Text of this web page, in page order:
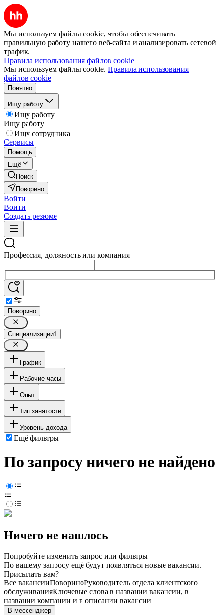
Мы используем файлы cookie, чтобы обеспечивать
правильную работу нашего веб-сайта и анализировать сетевой
трафик.
Правила использования файлов cookie
Мы используем файлы cookie. Правила использования
файлов cookie
Понятно
Ищу работу
Ищу работу
Ищу работу
Ищу сотрудника
Сервисы
Помощь
Ещё
Поиск
Поворино
Войти
Войти
Создать резюме
Профессия, должность или компания
Поворино
Специализации1
График
Рабочие часы
Опыт
Тип занятости
Уровень дохода
Ещё фильтры
По запросу ничего не найдено
Ничего не нашлось
Попробуйте изменить запрос или фильтры
По вашему запросу ещё будут появляться новые вакансии.
Присылать вам?
Все вакансииПовориноРуководитель отдела клиентского
обслуживанияКлючевые слова в названии вакансии, в
названии компании и в описании вакансии
В мессенджер